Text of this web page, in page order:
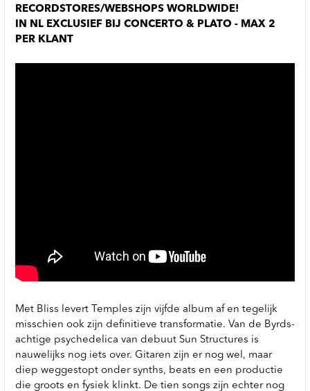
RECORDSTORES/WEBSHOPS WORLDWIDE!
IN NL EXCLUSIEF BIJ CONCERTO & PLATO - MAX 2
PER KLANT
Met Bliss levert Temples zijn vijfde album af en tegelijk
misschien ook zijn definitieve transformatie. Van de Byrds-
achtige psychedelica van debuut Sun Structures is
nauwelijks nog iets over. Gitaren zijn er nog wel, maar
diep weggestopt onder synths, beats en een productie
die groots en fysiek klinkt. De tien songs zijn echter nog